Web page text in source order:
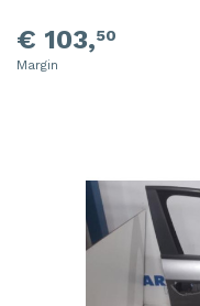
€ 103,50
Margin